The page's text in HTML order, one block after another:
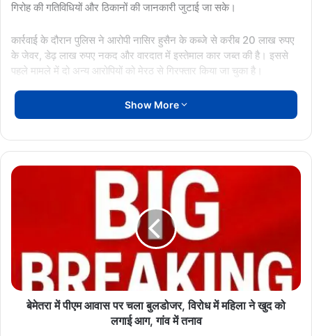
गिरोह की गतिविधियों और ठिकानों की जानकारी जुटाई जा सके।
कार्रवाई के दौरान पुलिस ने आरोपी नासिर हुसैन के कब्जे से करीब 20 लाख रुपए
के जेवर, डेढ़ लाख रुपए नकद और वारदात में इस्तेमाल कार जब्त की है। इससे
पहले मामले में दो अन्य आरोपियों को मेरठ से गिरफ्तार किया जा चुका है।
पुलिस अधिकारियों के अनुसार गिरोह कई राज्यों में सक्रिय रहा है और अन्य
वारदातों को लेकर भी पूछताछ की जा रही है। भिलाई में हुई इस बड़ी चोरी का
Show More
बेमेतरा
बुलडोजर,
में
महिलाबेमेतरा में पीएम आवास पर चला बुलडोजर, विरोध में महिला ने खुद को
लगाई आग, गांव में तनाव